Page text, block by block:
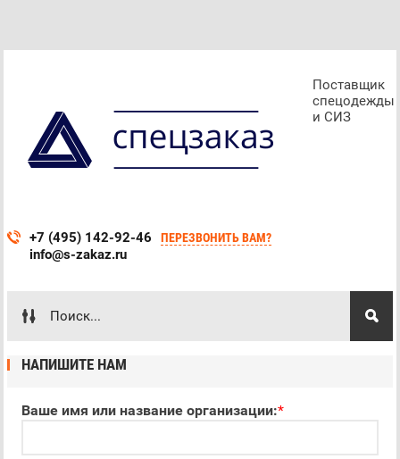
Поставщик
спецодежды
и СИЗ
+7 (495) 142-92-46
info@s-zakaz.ru
ПЕРЕЗВОНИТЬ ВАМ?
НАПИШИТЕ НАМ
Ваше имя или название организации:*